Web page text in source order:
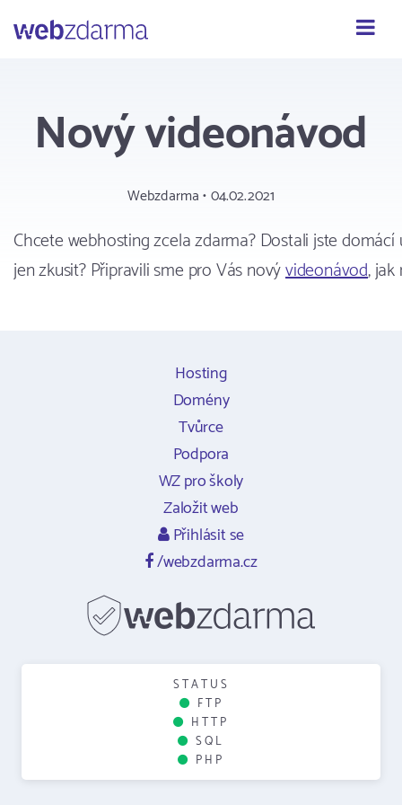
Nový videonávod
Webzdarma • 04.02.2021
Chcete webhosting zcela zdarma? Dostali jste
jen zkusit? Připravili sme pro Vás novývideonávod, jak
Hosting
Domény
Tvůrce
Podpora
WZ pro školy
Založit web
Přihlásit se
/webzdarma.cz
STATUS
FTP
HTTP
SQL
PHP